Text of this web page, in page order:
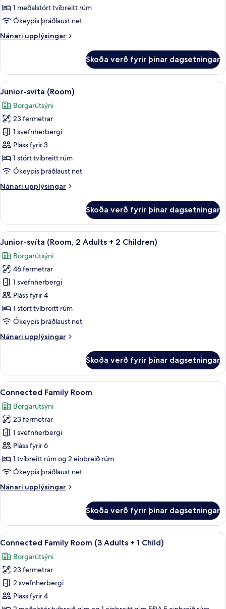
1 meðalstórt tvíbreitt rúm
Ókeypis þráðlaust net
Nánari upplýsingar
Nánari
herbergi
Skoða verð fyrir þínar dagsetningar
Skoða
allar
myndir
fyrir
Junior-
svíta
(Room)
Míníbar, öryggishólf í herbergi,
7
Junior-svíta (Room)
Borgarútsýni
23 fermetrar
1 svefnherbergi
Pláss fyrir 3
1 stórt tvíbreitt rúm
Ókeypis þráðlaust net
Nánari upplýsingar
Nánari
svíta
(Room)
Skoða verð fyrir þínar dagsetningar
Skoða
allar
myndir
fyrir
Junior-
svíta
(Room,
2
Adults
+
Míníbar, öryggishólf í herbergi,
7
Junior-svíta (Room, 2 Adults + 2 Children)
Borgarútsýni
46 fermetrar
1 svefnherbergi
Pláss fyrir 4
1 stórt tvíbreitt rúm
Ókeypis þráðlaust net
Nánari upplýsingar
Nánari
svíta
(Room,
2
+
2
Children)
Skoða verð fyrir þínar dagsetningar
Skoða
allar
myndir
fyrir
Connected
Family
Room
Míníbar, öryggishólf í herbergi,
2
Connected Family Room
Borgarútsýni
23 fermetrar
1 svefnherbergi
Pláss fyrir 6
1 tvíbreitt rúm og 2 einbreið rúm
Ókeypis þráðlaust net
Nánari upplýsingar
Nánari
Family
Room
Skoða verð fyrir þínar dagsetningar
Skoða
allar
myndir
fyrir
Connected
Family
Míníbar, öryggishólf í herbergi,
3
Connected Family Room (3 Adults + 1 Child)
Borgarútsýni
23 fermetrar
2 svefnherbergi
Pláss fyrir 4